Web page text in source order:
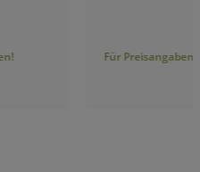
Für Preisangaben